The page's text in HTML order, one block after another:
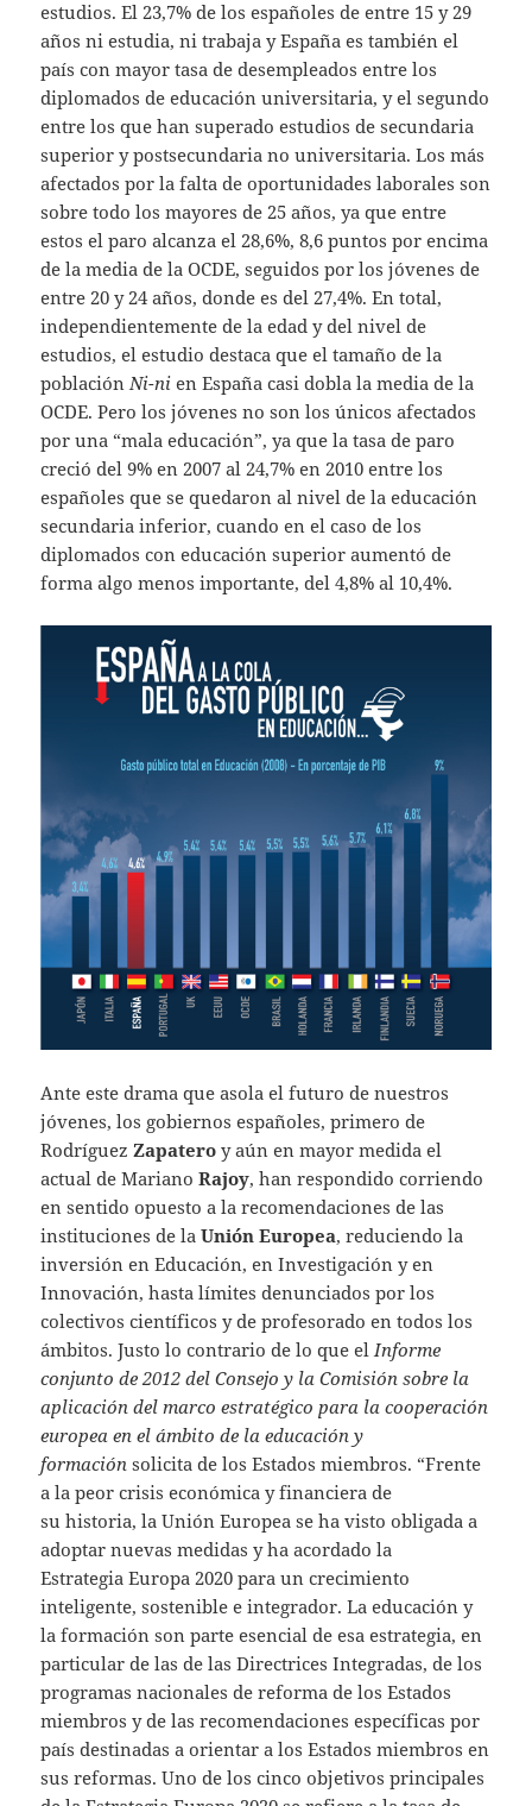
estudios. El 23,7% de los españoles de entre 15 y 29
años ni estudia, ni trabaja y España es también el
país con mayor tasa de desempleados entre los
diplomados de educación universitaria, y el segundo
entre los que han superado estudios de secundaria
superior y postsecundaria no universitaria. Los más
afectados por la falta de oportunidades laborales son
sobre todo los mayores de 25 años, ya que entre
estos el paro alcanza el 28,6%, 8,6 puntos por encima
de la media de la OCDE, seguidos por los jóvenes de
entre 20 y 24 años, donde es del 27,4%. En total,
independientemente de la edad y del nivel de
estudios, el estudio destaca que el tamaño de la
poblaciónNi-ni en España casi dobla la media de la
OCDE. Pero los jóvenes no son los únicos afectados
por una “mala educación”, ya que la tasa de paro
creció del 9% en 2007 al 24,7% en 2010 entre los
españoles que se quedaron al nivel de la educación
secundaria inferior, cuando en el caso de los
diplomados con educación superior aumentó de
forma algo menos importante, del 4,8% al 10,4%.
Ante este drama que asola el futuro de nuestros
jóvenes, los gobiernos españoles, primero de
Rodríguez Zapatero y aún en mayor medida el
actual de MarianoRajoy, han respondido corriendo
en sentido opuesto a la recomendaciones de las
instituciones de laUnión Europea, reduciendo la
inversión en Educación, en Investigación y en
Innovación, hasta límites denunciados por los
colectivos científicos y de profesorado en todos los
ámbitos. Justo lo contrario de lo que el Informe
conjunto de 2012 del Consejo y la Comisión sobre la
aplicación del marco estratégico para la cooperación
europea en el ámbito de la educación y
formaciónsolicita de los Estados miembros. “Frente
a la peor crisis económica y financiera de
su historia, la Unión Europea se ha visto obligada a
adoptar nuevas medidas y ha acordado la
Estrategia Europa 2020 para un crecimiento
inteligente, sostenible e integrador. La educación y
la formación son parte esencial de esa estrategia, en
particular de las de las Directrices Integradas, de los
programas nacionales de reforma de los Estados
miembros y de las recomendaciones específicas por
país destinadas a orientar a los Estados miembros en
sus reformas. Uno de los cinco objetivos principales